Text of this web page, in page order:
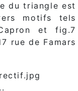
du triangle est
motifs tels
et fig.7
rue de Famars